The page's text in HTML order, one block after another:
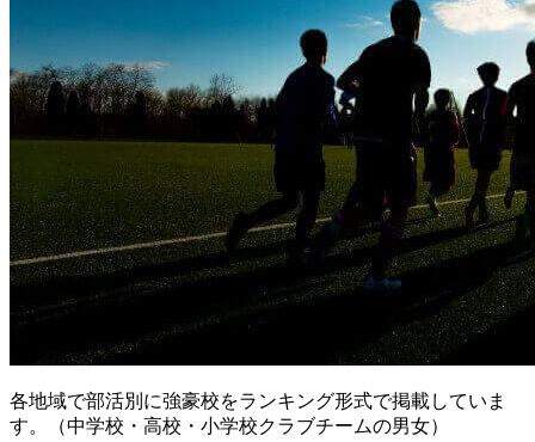
各地域で部活別に強豪校をランキング形式で掲載していま
す。（中学校・高校・小学校クラブチームの男女）